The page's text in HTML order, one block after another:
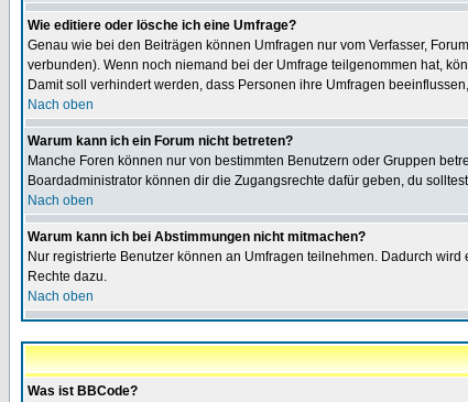
Wie editiere oder lösche ich eine Umfrage?
Genau wie bei den Beiträgen können Umfragen nur vom Verfasser,
verbunden). Wenn noch niemand bei der Umfrage teilgenommen hat,
Damit soll verhindert werden, dass Personen ihre Umfragen
Nach oben
Warum kann ich ein Forum nicht betreten?
Manche Foren können nur von bestimmten Benutzern oder Gruppen
Boardadministrator können dir die Zugangsrechte dafür geben, du
Nach oben
Warum kann ich bei Abstimmungen nicht mitmachen?
Nur registrierte Benutzer können an Umfragen teilnehmen. Dadurch
Rechte dazu.
Nach oben
Was ist BBCode?